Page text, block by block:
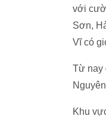
với
Sơn,
Vĩ có
Từ nay
Khu